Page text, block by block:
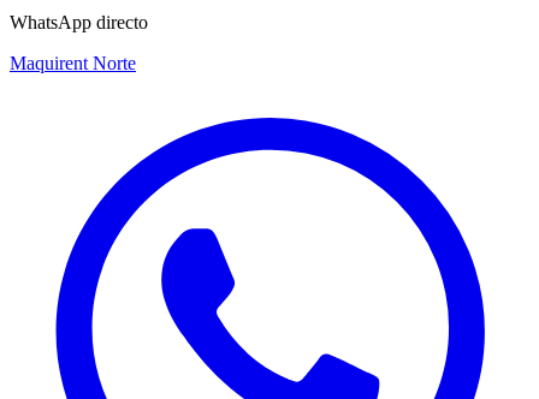
WhatsApp directo
Maquirent Norte